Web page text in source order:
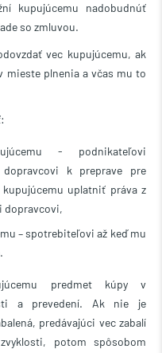
kupujúcemu nadobudnúť
so zmluvou.
vec kupujúcemu, ak
mieste plnenia a včas mu to
- podnikateľovi
k preprave
pre
uplatniť práva z
dopravcovi,
– spotrebiteľovi až keď mu
predmet kúpy v
a prevedení. Ak nie je
predávajúci vec zabalí
potom spôsobom